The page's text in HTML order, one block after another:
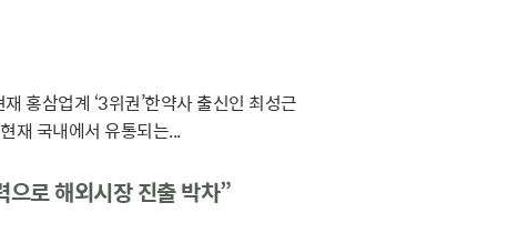
홍삼업계 ‘3위권’한약사 출신인 최성근
재 국내에서 유통되는...
로 해외시장 진출 박차”